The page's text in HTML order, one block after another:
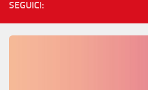
SEGUICI: